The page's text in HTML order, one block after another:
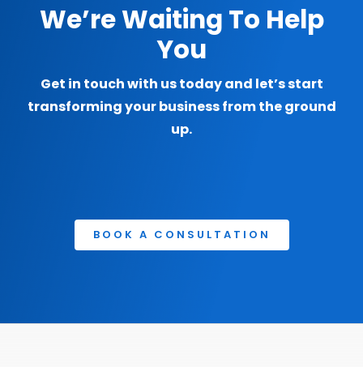
We’re Waiting To Help
You
Get in touch with us today and let’s start
transforming your business from the ground
up.
BOOK A CONSULTATION